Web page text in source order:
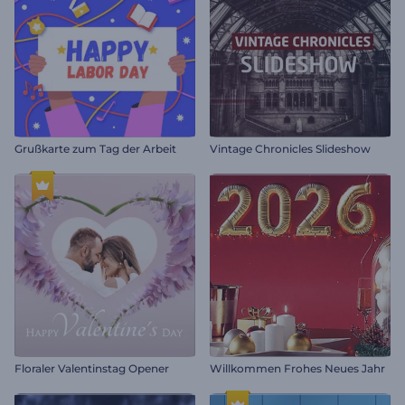
Grußkarte zum Tag der Arbeit Vintage Chronicles Slideshow
Floraler Valentinstag Opener Willkommen Frohes Neues Jahr